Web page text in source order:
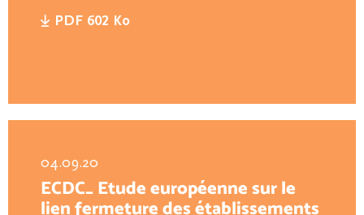
PDF 602 Ko
04.09.20
ECDC_ Etude européenne sur le
lien fermeture des établissements